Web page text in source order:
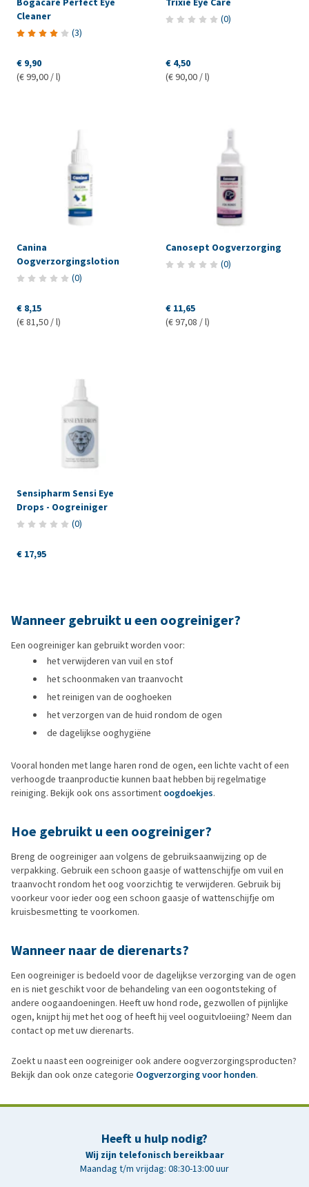
Cleaner
(3)
€ 9,90
(€ 99,00 / l)
(0)
€ 4,50
(€ 90,00 / l)
Canina
Oogverzorgingslotion
(0)
€ 8,15
(€ 81,50 / l)
Canosept Oogverzorging
(0)
€ 11,65
(€ 97,08 / l)
Sensipharm Sensi Eye
Drops - Oogreiniger
(0)
€ 17,95
Wanneer gebruikt u een oogreiniger?
Een oogreiniger kan gebruikt worden voor:
het verwijderen van vuil en stof
het schoonmaken van traanvocht
het reinigen van de ooghoeken
het verzorgen van de huid rondom de ogen
de dagelijkse ooghygiëne
Vooral honden met lange haren rond de ogen, een lichte vacht of een
verhoogde traanproductie kunnen baat hebben bij regelmatige
reiniging. Bekijk ook ons assortiment oogdoekjes.
Hoe gebruikt u een oogreiniger?
Breng de oogreiniger aan volgens de gebruiksaanwijzing op de
verpakking. Gebruik een schoon gaasje of wattenschijfje om vuil en
traanvocht rondom het oog voorzichtig te verwijderen. Gebruik bij
voorkeur voor ieder oog een schoon gaasje of wattenschijfje om
kruisbesmetting te voorkomen.
Wanneer naar de dierenarts?
Een oogreiniger is bedoeld voor de dagelijkse verzorging van de ogen
en is niet geschikt voor de behandeling van een oogontsteking of
andere oogaandoeningen. Heeft uw hond rode, gezwollen of pijnlijke
ogen, knijpt hij met het oog of heeft hij veel ooguitvloeiing? Neem dan
contact op met uw dierenarts.
Zoekt u naast een oogreiniger ook andere oogverzorgingsproducten?
Bekijk dan ook onze categorie Oogverzorging voor honden.
Heeft u hulp nodig?
Wij zijn telefonisch bereikbaar
Maandag t/m vrijdag: 08:30-13:00 uur